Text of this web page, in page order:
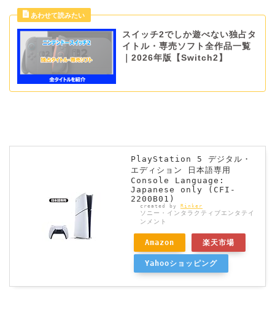
スイッチ2でしか遊べない独占タ
イトル・専売ソフト全作品一覧
｜2026年版【Switch2】
PlayStation 5 デジタル・
エディション 日本語専用
Console Language:
Japanese only (CFI-
2200B01)
created by Rinker
ソニー・インタラクティブエンタテイ
ンメント
Amazon 楽天市場
Yahooショッピング